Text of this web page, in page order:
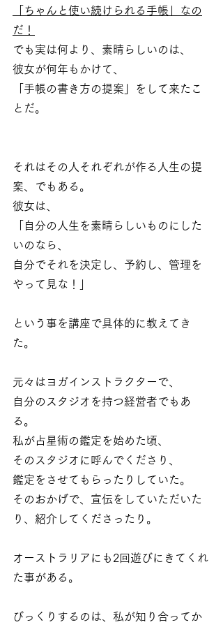
「ちゃんと使い続けられる手帳」なの
だ！
でも実は何より、素晴らしいのは、
彼女が何年もかけて、
「手帳の書き方の提案」をして来たこ
とだ。
それはその人それぞれが作る人生の提
案、でもある。
彼女は、
「自分の人生を素晴らしいものにした
いのなら、
自分でそれを決定し、予約し、管理を
やって見な！」
という事を講座で具体的に教えてき
た。
元々はヨガインストラクターで、
自分のスタジオを持つ経営者でもあ
る。
私が占星術の鑑定を始めた頃、
そのスタジオに呼んでくださり、
鑑定をさせてもらったりしていた。
そのおかげで、宣伝をしていただいた
り、紹介してくださったり。
オーストラリアにも2回遊びにきてくれ
た事がある。
びっくりするのは、私が知り合ってか